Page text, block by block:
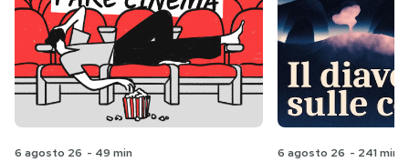
6 agosto 26 - 49 min 6 agosto 26 - 241 min